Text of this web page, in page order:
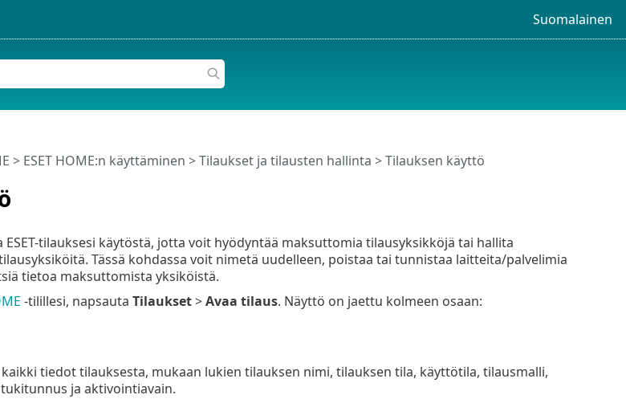
Suomalainen
> ESET HOME:n käyttäminen >Tilaukset ja tilausten hallinta > Tilauksen käyttö
tilauksesi käytöstä, jotta voit hyödyntää maksuttomia tilausyksikköjä tai hallita
Tässä kohdassa voit nimetä uudelleen, poistaa tai tunnistaa laitteita/palvelimia
tietoa maksuttomista yksiköistä.
-tilillesi, napsauta Tilaukset>Avaa tilaus. Näyttö on jaettu kolmeen osaan:
tiedot tilauksesta, mukaan lukien tilauksen nimi, tilauksen tila, käyttötila, tilausmalli,
ja aktivointiavain.